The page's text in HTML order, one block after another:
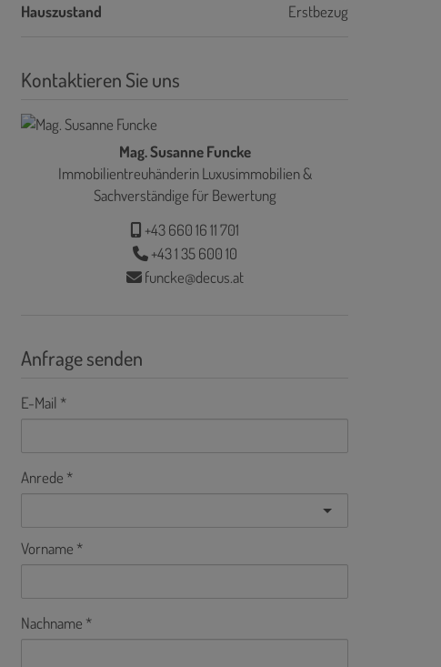
Hauszustand
Erstbezug
Kontaktieren Sie uns
Mag. Susanne Funcke
Immobilientreuhänderin Luxusimmobilien &
Sachverständige für Bewertung
+43 660 16 11 701
+43 1 35 600 10
funcke@decus.at
Anfrage senden
E-Mail
Anrede
Vorname
Nachname